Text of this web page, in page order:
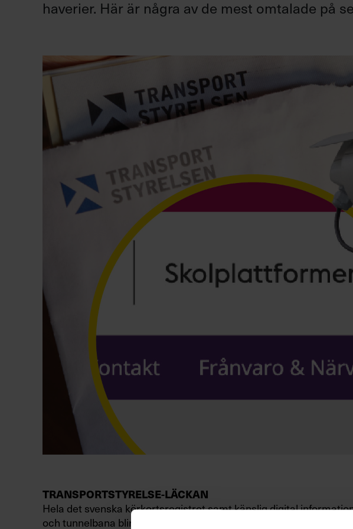
haverier. Här är några av de mest omtalade på
TRANSPORTSTYRELSE-LÄCKAN
Hela det svenska körkortsregistret samt känslig digital
och tunnelbana blir tillgängligt för icke säkerhetskontrollerad